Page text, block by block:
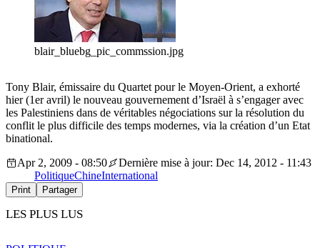
blair_bluebg_pic_commssion.jpg
Tony Blair, émissaire du Quartet pour le Moyen-Orient, a exhorté
hier (1er avril) le nouveau gouvernement d’Israël à s’engager avec
les Palestiniens dans de véritables négociations sur la résolution du
conflit le plus difficile des temps modernes, via la création d’un Etat
binational.
Apr 2, 2009 - 08:50
Dernière mise à jour: Dec 14, 2012 - 11:43
PolitiqueChineInternational
Print Partager
LES PLUS LUS